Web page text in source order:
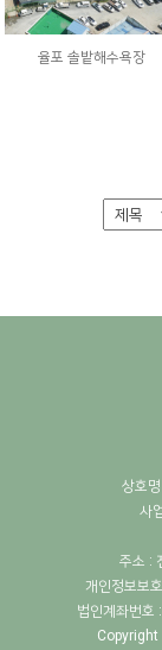
율포 솔밭해수욕장
상호
사
주소 :
개인정보보
법인계좌번